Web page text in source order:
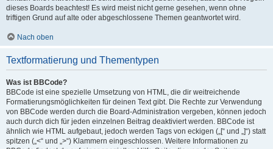
dieses Boards beachtest! Es wird meist nicht gerne gesehen, wenn ohne
triftigen Grund auf alte oder abgeschlossene Themen geantwortet wird.
Nach oben
Textformatierung und Thementypen
Was ist BBCode?
BBCode ist eine spezielle Umsetzung von HTML, die dir weitreichende
Formatierungsmöglichkeiten für deinen Text gibt. Die Rechte zur Verwendung
von BBCode werden durch die Board-Administration vergeben, können jedoch
auch durch dich für jeden einzelnen Beitrag deaktiviert werden. BBCode ist
ähnlich wie HTML aufgebaut, jedoch werden Tags von eckigen („[“ und „]“) statt
spitzen („<“ und „>“) Klammern eingeschlossen. Weitere Informationen zu